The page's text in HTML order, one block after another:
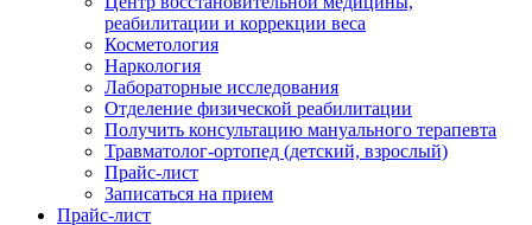
реабилитации и коррекции веса
Косметология
Наркология
Лабораторные исследования
Отделение физической реабилитации
Получить консультацию мануального терапевта
Травматолог-ортопед (детский, взрослый)
Прайс-лист
Записаться на прием
Прайс-лист